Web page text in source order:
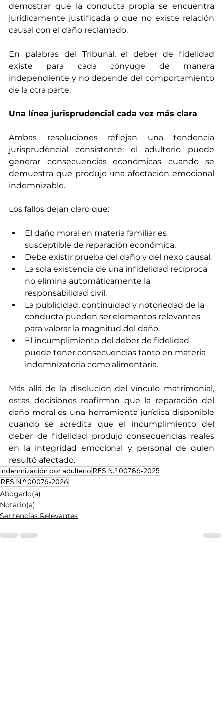
demostrar que la conducta propia se encuentra
jurídicamente justificada o que no existe relación
causal con el daño reclamado.
En palabras del Tribunal, el deber de fidelidad
existe para cada cónyuge de manera
independiente y no depende del comportamiento
de la otra parte.
Una línea jurisprudencial cada vez más clara
Ambas resoluciones reflejan una tendencia
jurisprudencial consistente: el adulterio puede
generar consecuencias económicas cuando se
demuestra que produjo una afectación emocional
indemnizable.
Los fallos dejan claro que:
El daño moral en materia familiar es
susceptible de reparación económica.
Debe existir prueba del daño y del nexo causal.
La sola existencia de una infidelidad recíproca
no elimina automáticamente la
responsabilidad civil.
La publicidad, continuidad y notoriedad de la
conducta pueden ser elementos relevantes
para valorar la magnitud del daño.
El incumplimiento del deber de fidelidad
puede tener consecuencias tanto en materia
indemnizatoria como alimentaria.
Más allá de la disolución del vínculo matrimonial,
estas decisiones reafirman que la reparación del
daño moral es una herramienta jurídica disponible
cuando se acredita que el incumplimiento del
deber de fidelidad produjo consecuencias reales
en la integridad emocional y personal de quien
resultó afectado.
indemnización por adulterio RES N.º 00786-2025
RES N.º 00076-2026
Abogado(a)
Notario(a)
Sentencias Relevantes